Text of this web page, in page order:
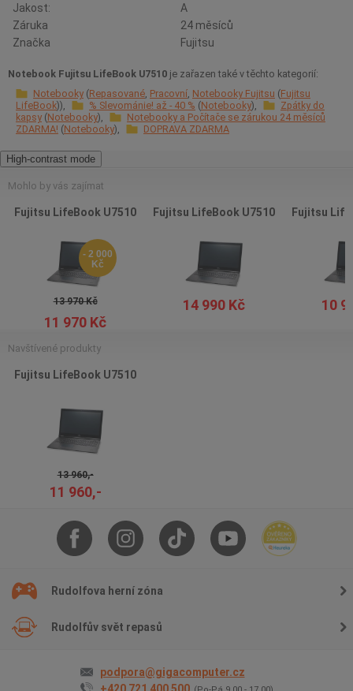
Jakost:
A
Záruka
24 měsíců
Značka
Fujitsu
Notebook Fujitsu LifeBook U7510 je zařazen také v těchto kategorií:
Notebooky Repasované Pracovní Notebooky Fujitsu Fujitsu
LifeBook
% Slevománie! až - 40 % Notebooky
Zpátky do
kapsy Notebooky
Notebooky a Počítače se zárukou 24 měsíců
ZDARMA! Notebooky DOPRAVA ZDARMA
High-contrast mode
Mohlo by vás zajímat
Fujitsu LifeBook U7510
- 2 000
Kč
13 970 Kč
11 970 Kč
Fujitsu LifeBook U7510
14 990 Kč
Fujitsu
10
Navštívené produkty
Fujitsu LifeBook U7510
13 960,-
11 960,-
Rudolfova herní zóna
Rudolfův svět repasů
podpora@gigacomputer.cz